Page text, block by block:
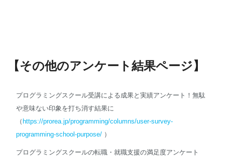
【その他のアンケート結果ページ】
プログラミングスクール受講による成果と実績アンケート！無駄
や意味ない印象を打ち消す結果に
（ https://prorea.jp/programming/columns/user-survey-
programming-school-purpose/）
プログラミングスクールの転職・就職支援の満足度アンケート